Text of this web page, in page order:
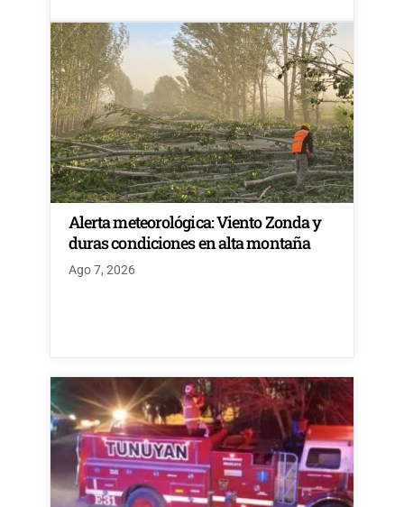
Alerta meteorológica: Viento Zonda y
duras condiciones en alta montaña
Ago 7, 2026